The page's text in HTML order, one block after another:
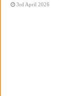
3rd April 2026